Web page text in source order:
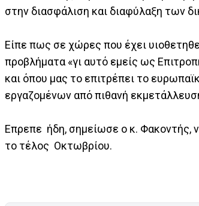
στην διασφάλιση και διαφύλαξη των
Είπε πως σε χώρες που έχει
προβλήματα «γι αυτό εμείς ως
και όπου μας το επιτρέπει το
εργαζομένων από πιθανή
Επρεπε ήδη, σημείωσε ο κ. Φακοντής,
το τέλος Οκτωβρίου.